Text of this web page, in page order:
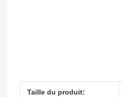
Taille du produit: